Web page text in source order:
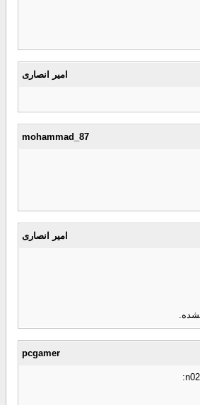
امیر انصاری
mohammad_87
امیر انصاری
pcgamer